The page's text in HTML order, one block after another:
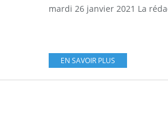
mardi 26 janvier 2021 La
EN SAVOIR PLUS